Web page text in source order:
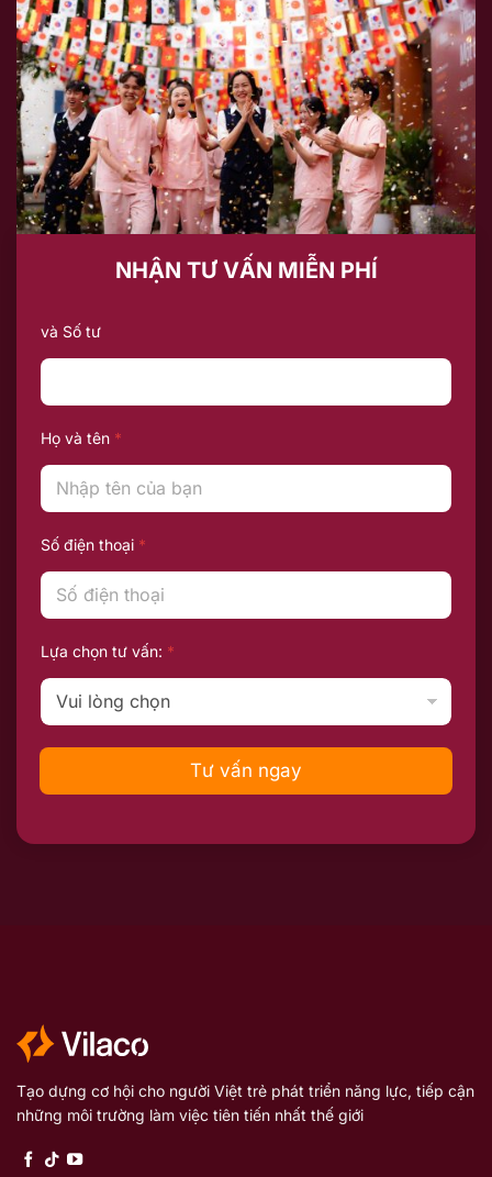
NHẬN TƯ VẤN MIỄN PHÍ
và Số tư
Họ và tên *
Số điện thoại *
Lựa chọn tư vấn: *
Tư vấn ngay
Tạo dựng cơ hội cho người Việt trẻ phát triển năng lực, tiếp cận
những môi trường làm việc tiên tiến nhất thế giới